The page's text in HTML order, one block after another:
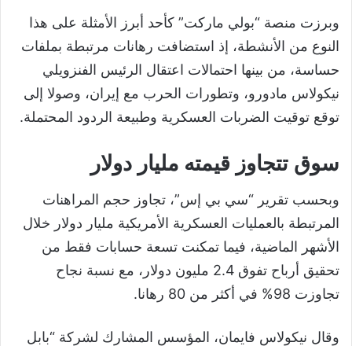
وبرزت منصة “بولي ماركت” كأحد أبرز الأمثلة على هذا
النوع من الأنشطة، إذ استضافت رهانات مرتبطة بملفات
حساسة، من بينها احتمالات اعتقال الرئيس الفنزويلي
نيكولاس مادورو، وتطورات الحرب مع إيران، وصولا إلى
توقع توقيت الضربات العسكرية وطبيعة الردود المحتملة.
سوق تتجاوز قيمته مليار دولار
وبحسب تقرير “سي بي إس”، تجاوز حجم المراهنات
المرتبطة بالعمليات العسكرية الأمريكية مليار دولار خلال
الأشهر الماضية، فيما تمكنت تسعة حسابات فقط من
تحقيق أرباح تفوق 2.4 مليون دولار، مع نسبة نجاح
تجاوزت 98% في أكثر من 80 رهانا.
وقال نيكولاس فايمان، المؤسس المشارك لشركة “بابل